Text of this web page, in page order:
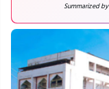
Summarized